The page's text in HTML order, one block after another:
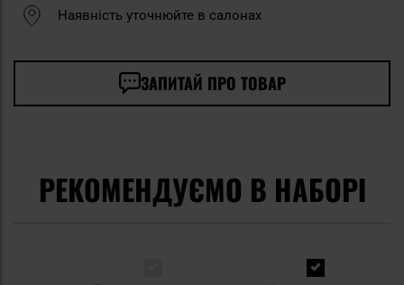
Наявність уточнюйте в салонах
ЗАПИТАЙ ПРО ТОВАР
РЕКОМЕНДУЄМО В НАБОРІ